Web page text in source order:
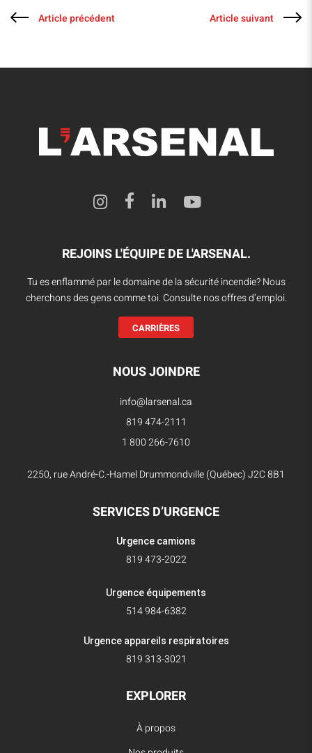
Article précédent Article suivant
REJOINS L'ÉQUIPE DE L'ARSENAL.
Tu es enflammé par le domaine de la sécurité incendie? Nous
cherchons des gens comme toi. Consulte nos offres d’emploi.
CARRIÈRES
NOUS JOINDRE
info@larsenal.ca
819 474-2111
1 800 266-7610
2250, rue André-C.-Hamel Drummondville (Québec) J2C 8B1
SERVICES D’URGENCE
Urgence camions
819 473-2022
Urgence équipements
514 984-6382
Urgence appareils respiratoires
819 313-3021
EXPLORER
À propos